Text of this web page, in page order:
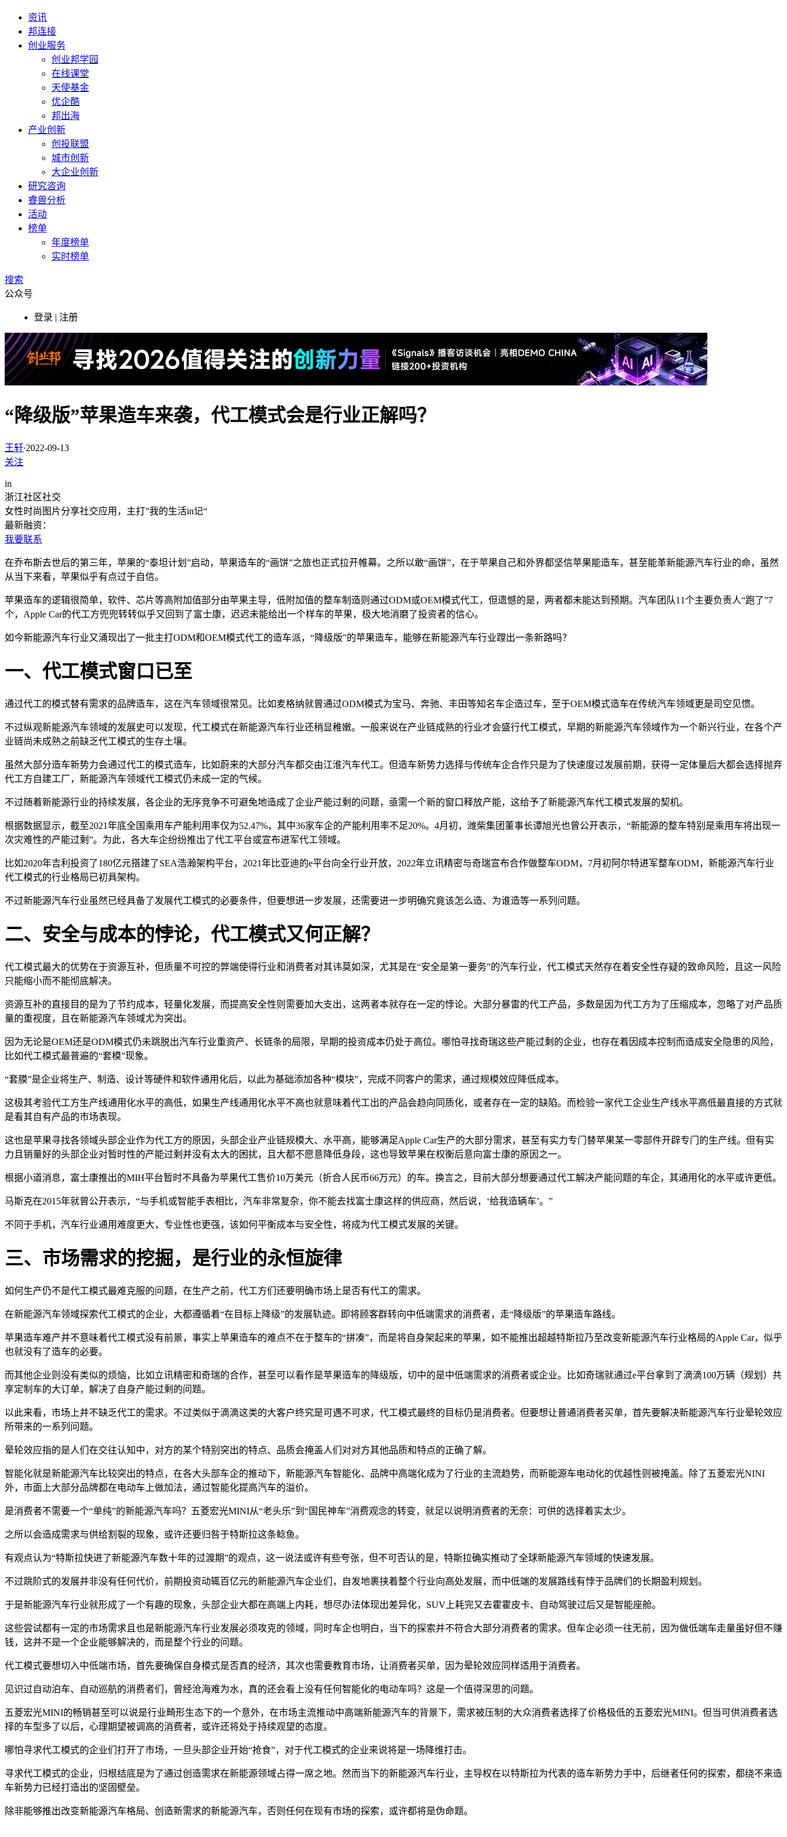
资讯
邦连接
创业服务
创业邦学园
在线课堂
天使基金
优企酷
邦出海
产业创新
创投联盟
城市创新
大企业创新
研究咨询
睿兽分析
活动
榜单
年度榜单
实时榜单
搜索
公众号
登录 | 注册
“降级版”苹果造车来袭，代工模式会是行业正解吗？
王轩·2022-09-13
关注
in
浙江社区社交
女性时尚图片分享社交应用，主打”我的生活in记“
最新融资：
我要联系
在乔布斯去世后的第三年，苹果的“泰坦计划”启动，苹果造车的“画饼”之旅也正式拉开帷幕。之所以敢“画饼”，在于苹果自己和外界都坚信苹果能造车，甚至能革新能源汽车行业的命，虽然
从当下来看，苹果似乎有点过于自信。
苹果造车的逻辑很简单，软件、芯片等高附加值部分由苹果主导，低附加值的整车制造则通过ODM或OEM模式代工，但遗憾的是，两者都未能达到预期。汽车团队11个主要负责人“跑了”7
个，Apple Car的代工方兜兜转转似乎又回到了富士康，迟迟未能给出一个样车的苹果，极大地消磨了投资者的信心。
如今新能源汽车行业又涌现出了一批主打ODM和OEM模式代工的造车派，“降级版”的苹果造车，能够在新能源汽车行业蹚出一条新路吗？
一、代工模式窗口已至
通过代工的模式替有需求的品牌造车，这在汽车领域很常见。比如麦格纳就曾通过ODM模式为宝马、奔驰、丰田等知名车企造过车，至于OEM模式造车在传统汽车领域更是司空见惯。
不过纵观新能源汽车领域的发展史可以发现，代工模式在新能源汽车行业还稍显稚嫩。一般来说在产业链成熟的行业才会盛行代工模式，早期的新能源汽车领域作为一个新兴行业，在各个产
业链尚未成熟之前缺乏代工模式的生存土壤。
虽然大部分造车新势力会通过代工的模式造车，比如蔚来的大部分汽车都交由江淮汽车代工。但造车新势力选择与传统车企合作只是为了快速度过发展前期，获得一定体量后大都会选择抛弃
代工方自建工厂，新能源汽车领域代工模式仍未成一定的气候。
不过随着新能源行业的持续发展，各企业的无序竞争不可避免地造成了企业产能过剩的问题，亟需一个新的窗口释放产能，这给予了新能源汽车代工模式发展的契机。
根据数据显示，截至2021年底全国乘用车产能利用率仅为52.47%，其中36家车企的产能利用率不足20%。4月初，潍柴集团董事长谭旭光也曾公开表示，“新能源的整车特别是乘用车将出现一
次灾难性的产能过剩”。为此，各大车企纷纷推出了代工平台或宣布进军代工领域。
比如2020年吉利投资了180亿元搭建了SEA浩瀚架构平台，2021年比亚迪的e平台向全行业开放，2022年立讯精密与奇瑞宣布合作做整车ODM，7月初阿尔特进军整车ODM，新能源汽车行业
代工模式的行业格局已初具架构。
不过新能源汽车行业虽然已经具备了发展代工模式的必要条件，但要想进一步发展，还需要进一步明确究竟该怎么造、为谁造等一系列问题。
二、安全与成本的悖论，代工模式又何正解？
代工模式最大的优势在于资源互补，但质量不可控的弊端使得行业和消费者对其讳莫如深，尤其是在“安全是第一要务”的汽车行业，代工模式天然存在着安全性存疑的致命风险，且这一风险
只能缩小而不能彻底解决。
资源互补的直接目的是为了节约成本，轻量化发展，而提高安全性则需要加大支出，这两者本就存在一定的悖论。大部分暴雷的代工产品，多数是因为代工方为了压缩成本，忽略了对产品质
量的重视度，且在新能源汽车领域尤为突出。
因为无论是OEM还是ODM模式仍未跳脱出汽车行业重资产、长链条的局限，早期的投资成本仍处于高位。哪怕寻找奇瑞这些产能过剩的企业，也存在着因成本控制而造成安全隐患的风险，
比如代工模式最普遍的“套模”现象。
“套膜”是企业将生产、制造、设计等硬件和软件通用化后，以此为基础添加各种“模块”，完成不同客户的需求，通过规模效应降低成本。
这极其考验代工方生产线通用化水平的高低，如果生产线通用化水平不高也就意味着代工出的产品会趋向同质化，或者存在一定的缺陷。而检验一家代工企业生产线水平高低最直接的方式就
是看其自有产品的市场表现。
这也是苹果寻找各领域头部企业作为代工方的原因，头部企业产业链规模大、水平高，能够满足Apple Car生产的大部分需求，甚至有实力专门替苹果某一零部件开辟专门的生产线。但有实
力且销量好的头部企业对暂时性的产能过剩并没有太大的困扰，且大都不愿意降低身段，这也导致苹果在权衡后意向富士康的原因之一。
根据小道消息，富士康推出的MIH平台暂时不具备为苹果代工售价10万美元（折合人民币66万元）的车。换言之，目前大部分想要通过代工解决产能问题的车企，其通用化的水平或许更低。
马斯克在2015年就曾公开表示，“与手机或智能手表相比，汽车非常复杂，你不能去找富士康这样的供应商，然后说，‘给我造辆车’。”
不同于手机，汽车行业通用难度更大，专业性也更强，该如何平衡成本与安全性，将成为代工模式发展的关键。
三、市场需求的挖掘，是行业的永恒旋律
如何生产仍不是代工模式最难克服的问题，在生产之前，代工方们还要明确市场上是否有代工的需求。
在新能源汽车领域探索代工模式的企业，大都遵循着“在目标上降级”的发展轨迹。即将顾客群转向中低端需求的消费者，走“降级版”的苹果造车路线。
苹果造车难产并不意味着代工模式没有前景，事实上苹果造车的难点不在于整车的“拼凑”，而是将自身架起来的苹果，如不能推出超越特斯拉乃至改变新能源汽车行业格局的Apple Car，似乎
也就没有了造车的必要。
而其他企业则没有类似的烦恼，比如立讯精密和奇瑞的合作，甚至可以看作是苹果造车的降级版，切中的是中低端需求的消费者或企业。比如奇瑞就通过e平台拿到了滴滴100万辆（规划）共
享定制车的大订单，解决了自身产能过剩的问题。
以此来看，市场上并不缺乏代工的需求。不过类似于滴滴这类的大客户终究是可遇不可求，代工模式最终的目标仍是消费者。但要想让普通消费者买单，首先要解决新能源汽车行业晕轮效应
所带来的一系列问题。
晕轮效应指的是人们在交往认知中，对方的某个特别突出的特点、品质会掩盖人们对对方其他品质和特点的正确了解。
智能化就是新能源汽车比较突出的特点，在各大头部车企的推动下，新能源汽车智能化、品牌中高端化成为了行业的主流趋势，而新能源车电动化的优越性则被掩盖。除了五菱宏光NINI
外，市面上大部分品牌都在电动车上做加法，通过智能化提高汽车的溢价。
是消费者不需要一个“单纯”的新能源汽车吗？五菱宏光MINI从“老头乐”到“国民神车”消费观念的转变，就足以说明消费者的无奈：可供的选择着实太少。
之所以会造成需求与供给割裂的现象，或许还要归咎于特斯拉这条鲶鱼。
有观点认为“特斯拉快进了新能源汽车数十年的过渡期”的观点，这一说法或许有些夸张，但不可否认的是，特斯拉确实推动了全球新能源汽车领域的快速发展。
不过跳阶式的发展并非没有任何代价，前期投资动辄百亿元的新能源汽车企业们，自发地裹挟着整个行业向高处发展，而中低端的发展路线有悖于品牌们的长期盈利规划。
于是新能源汽车行业就形成了一个有趣的现象，头部企业大都在高端上内耗，想尽办法体现出差异化，SUV上耗完又去霍霍皮卡、自动驾驶过后又是智能座舱。
这些尝试都有一定的市场需求且也是新能源汽车行业发展必须攻克的领域，同时车企也明白，当下的探索并不符合大部分消费者的需求。但车企必须一往无前，因为做低端车走量虽好但不赚
钱，这并不是一个企业能够解决的，而是整个行业的问题。
代工模式要想切入中低端市场，首先要确保自身模式是否真的经济，其次也需要教育市场，让消费者买单，因为晕轮效应同样适用于消费者。
见识过自动泊车、自动巡航的消费者们，曾经沧海难为水，真的还会看上没有任何智能化的电动车吗？这是一个值得深思的问题。
五菱宏光MINI的畅销甚至可以说是行业畸形生态下的一个意外，在市场主流推动中高端新能源汽车的背景下，需求被压制的大众消费者选择了价格极低的五菱宏光MINI。但当可供消费者选
择的车型多了以后，心理期望被调高的消费者，或许还将处于持续观望的态度。
哪怕寻求代工模式的企业们打开了市场，一旦头部企业开始“抢食”，对于代工模式的企业来说将是一场降维打击。
寻求代工模式的企业，归根结底是为了通过创造需求在新能源领域占得一席之地。然而当下的新能源汽车行业，主导权在以特斯拉为代表的造车新势力手中，后继者任何的探索，都绕不来造
车新势力已经打造出的坚固壁垒。
除非能够推出改变新能源汽车格局、创造新需求的新能源汽车，否则任何在现有市场的探索，或许都将是伪命题。